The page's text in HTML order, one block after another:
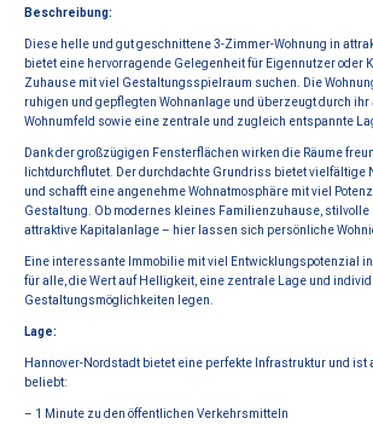
Beschreibung:
Diese helle und gut geschnittene 3-Zimmer-Wohnung in
bietet eine hervorragende Gelegenheit für Eigennutzer oder
Zuhause mit viel Gestaltungsspielraum suchen. Die
ruhigen und gepflegten Wohnanlage und überzeugt durch ihr
Wohnumfeld sowie eine zentrale und zugleich entspannte
Dank der großzügigen Fensterflächen wirken die Räume
lichtdurchflutet. Der durchdachte Grundriss bietet vielfältige
und schafft eine angenehme Wohnatmosphäre mit viel
Gestaltung. Ob modernes kleines Familienzuhause, stilvolle
attraktive Kapitalanlage – hier lassen sich persönliche
Eine interessante Immobilie mit viel Entwicklungspotenzial
für alle, die Wert auf Helligkeit, eine zentrale Lage und
Gestaltungsmöglichkeiten legen.
Lage:
Hannover-Nordstadt bietet eine perfekte Infrastruktur und ist
beliebt:
– 1 Minute zu den öffentlichen Verkehrsmitteln